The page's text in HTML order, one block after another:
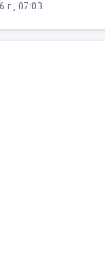
г., 07:03